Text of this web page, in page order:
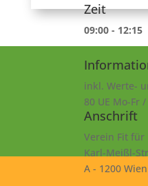
Zeit
09:00 - 12:15
inkl. Werte-
80 UE Mo-Fr
Anschrift
Verein Fit für
Karl-Meißl-
A - 1200 Wien